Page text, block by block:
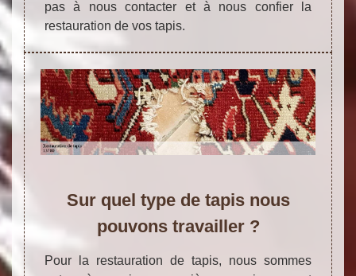
pas à nous contacter et à nous confier la
restauration de vos tapis.
Sur quel type de tapis nous
pouvons travailler ?
Pour la restauration de tapis, nous sommes